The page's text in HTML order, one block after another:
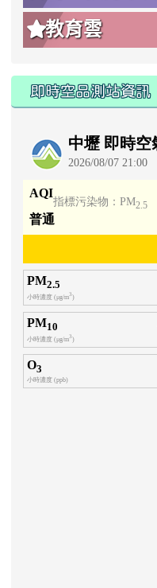
教育雲
即時空品測站資訊